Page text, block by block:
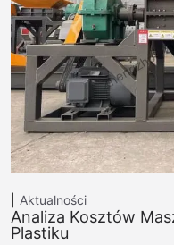
Aktualności
Analiza Kosztów
Plastiku